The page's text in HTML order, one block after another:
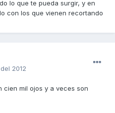
lo que te pueda surgir, y en
con los que vienen recortando
2012
cien mil ojos y a veces son